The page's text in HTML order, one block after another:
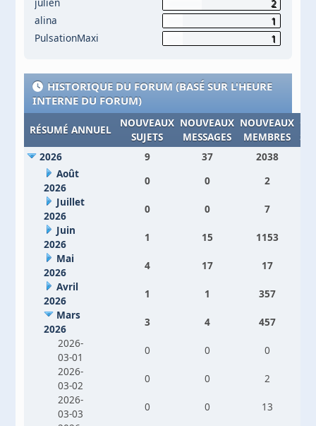
julien
2
alina
1
PulsationMaxi
1
HISTORIQUE DU FORUM (BASÉ SUR L'HEURE
INTERNE DU FORUM)
RÉSUMÉ ANNUEL
NOUVEAUX
SUJETS
NOUVEAUX
MESSAGES
NOUVEAUX
MEMBRES
2026
9 37
2038
Août
2026
0 0
2
Juillet
2026
0 0
7
Juin
2026
1 15
1153
Mai
2026
4 17
17
Avril
2026
1 1
357
Mars
2026
3 4
457
2026-
03-01
0 0
0
2026-
03-02
0 0
2
2026-
03-03
0 0
13